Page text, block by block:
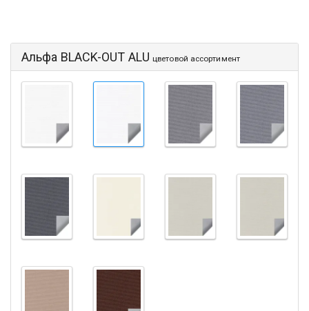
Альфа BLACK-OUT ALU цветовой ассортимент